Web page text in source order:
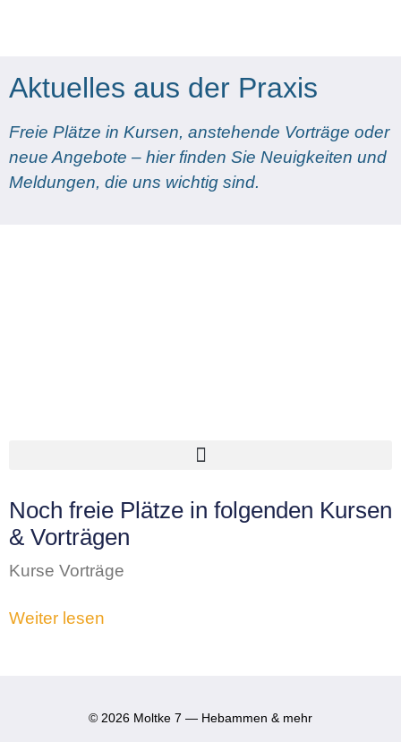
Aktuelles aus der Praxis​
Freie Plätze in Kursen, anstehende Vorträge oder
neue Angebote – hier finden Sie Neuigkeiten und
Meldungen, die uns wichtig sind.
Noch freie Plätze in folgenden Kursen
& Vorträgen
Kurse Vorträge
Weiter lesen
© 2026 Moltke 7 — Hebammen & mehr